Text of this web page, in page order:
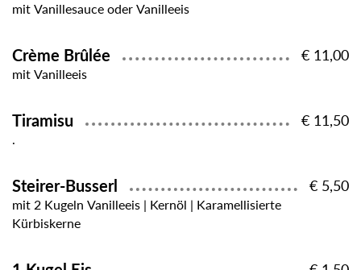
mit Vanillesauce oder Vanilleeis
Crème Brûlée € 11,00
mit Vanilleeis
Tiramisu € 11,50
.
Steirer-Busserl € 5,50
mit 2 Kugeln Vanilleeis | Kernöl | Karamellisierte
Kürbiskerne